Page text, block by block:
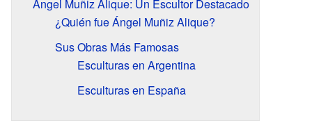
Ángel Muñiz Alique: Un Escultor Destacado
¿Quién fue Ángel Muñiz Alique?
Sus Obras Más Famosas
Esculturas en Argentina
Esculturas en España